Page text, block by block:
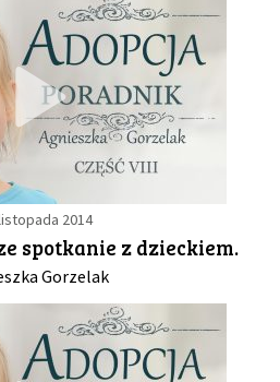
2014
spotkanie z dzieckiem.
Gorzelak